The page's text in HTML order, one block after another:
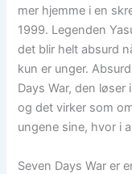
mer hjemme i en
1999. Legenden
det blir helt absurd
kun er unger.
Days War, den
og det virker som
ungene sine, hvor i
Seven Days War er